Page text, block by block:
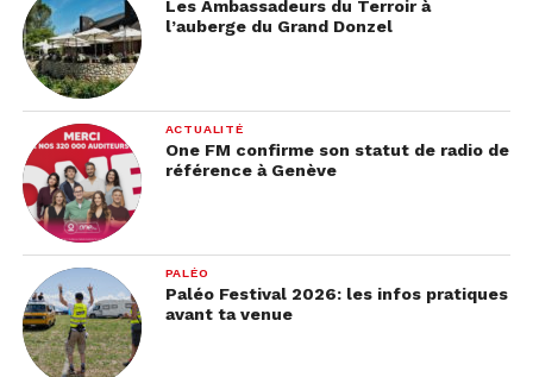
Les Ambassadeurs du Terroir à
l’auberge du Grand Donzel
ACTUALITÉ
One FM confirme son statut de radio de
référence à Genève
PALÉO
Paléo Festival 2026: les infos pratiques
avant ta venue